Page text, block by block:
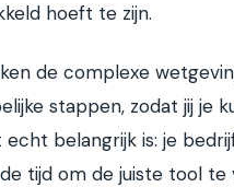
hoeft te zijn.
de complexe
stappen, zodat jij je
belangrijk is: je
tijd om de juiste tool te